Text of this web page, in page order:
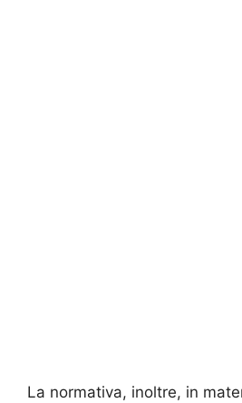
La normativa, inoltre, in